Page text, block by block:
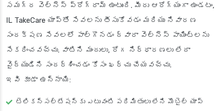
సమగ్ర వెల్‌నెస్ ప్రోగ్రామ్ ఉంటుంది. మీరు ఆరోగ్యంగా ఉండటం,
IL TakeCare యాప్‌తో సేవలను తీసుకోవడం మరియు నివారణ
సంరక్షణ సేవలలో పాల్గొనడం ద్వారా వెల్‌నెస్ పాయింట్లను
సేకరించవచ్చు. వాటిని మందులు, రోగ నిర్ధారణలు లేదా
వైద్యుడిని సందర్శించడం కోసం ఖర్చు చేయవచ్చు.
ఇవి కూడా ఉన్నాయి:
టెలికన్సల్టేషన్‌కు ఎటువంటి పరిమితులు లేని మొబైల్ యాప్